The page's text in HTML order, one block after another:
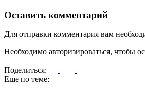
Оставить комментарий
Для отправки комментария вам
Необходимо авторизироваться, чтобы
Поделиться:
Еще по теме: